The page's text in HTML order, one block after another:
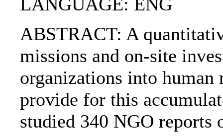
LANGUAGE: ENG
ABSTRACT: A
missions and on-site
organizations into
provide for this
studied 340 NGO reports